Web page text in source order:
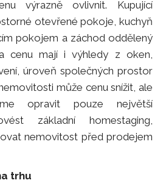
výrazně ovlivnit. Kupující
otevřené pokoje, kuchyň
pokojem a záchod oddělený
cenu mají i výhledy z oken,
úroveň společných prostor
může cenu snížit, ale
opravit pouze největší
základní homestaging,
nemovitost před prodejem
trhu